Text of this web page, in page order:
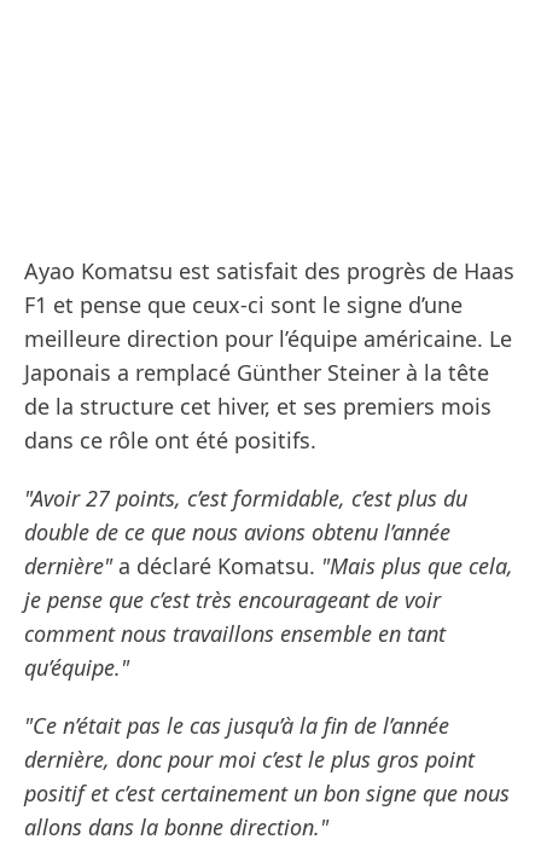
Ayao Komatsu est satisfait des progrès de Haas
F1 et pense que ceux-ci sont le signe d’une
meilleure direction pour l’équipe américaine. Le
Japonais a remplacé Günther Steiner à la tête
de la structure cet hiver, et ses premiers mois
dans ce rôle ont été positifs.
"Avoir 27 points, c’est formidable, c’est plus du
double de ce que nous avions obtenu l’année
dernière"a déclaré Komatsu. "Mais plus que cela,
je pense que c’est très encourageant de voir
comment nous travaillons ensemble en tant
qu’équipe."
"Ce n’était pas le cas jusqu’à la fin de l’année
dernière, donc pour moi c’est le plus gros point
positif et c’est certainement un bon signe que nous
allons dans la bonne direction."